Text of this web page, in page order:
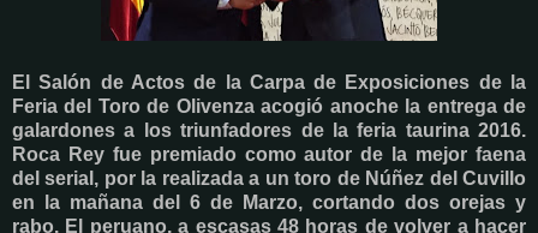
El Salón de Actos de la Carpa de Exposiciones de la
Feria del Toro de Olivenza acogió anoche la entrega de
galardones a los triunfadores de la feria taurina 2016.
Roca Rey fue premiado como autor de la mejor faena
del serial, por la realizada a un toro de Núñez del Cuvillo
en la mañana del 6 de Marzo, cortando dos orejas y
rabo. El peruano, a escasas 48 horas de volver a hacer